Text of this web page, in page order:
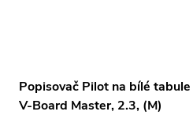
Popisovač Pilot na bílé tabule
V-Board Master, 2.3, (M)